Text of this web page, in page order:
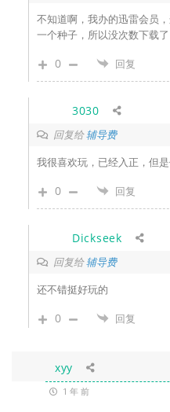
不知道啊，我办的迅雷会员
一个种子，所以没次数下载了
0 回复
3030
回复给辅导费
我很喜欢玩，已经入正，但
0 回复
Dickseek
回复给辅导费
还不错挺好玩的
0 回复
xyy
1 年 前